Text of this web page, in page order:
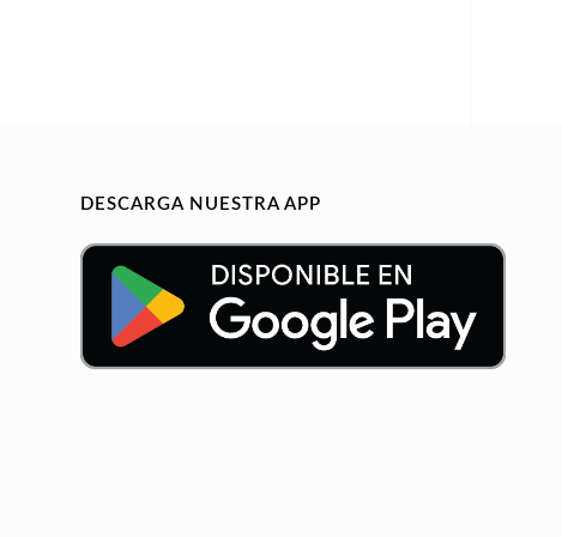
DESCARGA NUESTRA APP